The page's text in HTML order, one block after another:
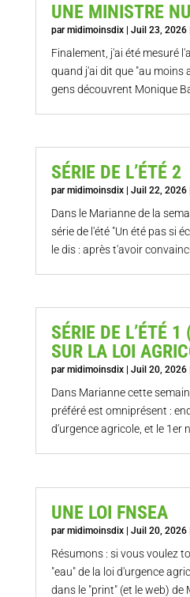
UNE MINISTRE
par midimoinsdix| Juil 23, 2026|
Finalement, j'ai été mesuré
quand j'ai dit que "au moins
gens découvrent Monique
SÉRIE DE L’ÉTÉ 2
par midimoinsdix| Juil 22, 2026|
Dans le Marianne de la
série de l'été "Un été pas si
le dis : après t'avoir
SÉRIE DE L’ÉTÉ 1
SUR LA LOI
par midimoinsdix| Juil 20, 2026|
Dans Marianne cette
préféré est omniprésent :
d'urgence agricole, et le 1er
UNE LOI FNSEA
par midimoinsdix| Juil 20, 2026|
Résumons : si vous voulez
"eau" de la loi d'urgence
dans le "print" (et le web) de